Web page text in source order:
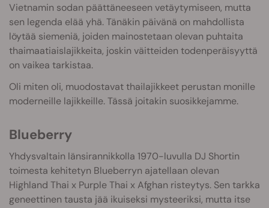
Vietnamin sodan päättäneeseen vetäytymiseen, mutta
sen legenda elää yhä. Tänäkin päivänä on mahdollista
löytää siemeniä, joiden mainostetaan olevan puhtaita
thaimaatiaislajikkeita, joskin väitteiden todenperäisyyttä
on vaikea tarkistaa.
Oli miten oli, muodostavat thailajikkeet perustan monille
moderneille lajikkeille. Tässä joitakin suosikkejamme.
Blueberry
Yhdysvaltain länsirannikkolla 1970-luvulla DJ Shortin
toimesta kehitetyn Blueberryn ajatellaan olevan
Highland Thai x Purple Thai x Afghan risteytys. Sen tarkka
geneettinen tausta jää ikuiseksi mysteeriksi, mutta itse